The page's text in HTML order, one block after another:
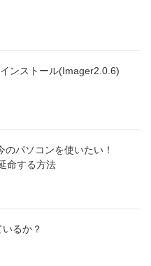
ンストール(Imager2.0.6)
パソコンを使いたい！
命する方法
るか？